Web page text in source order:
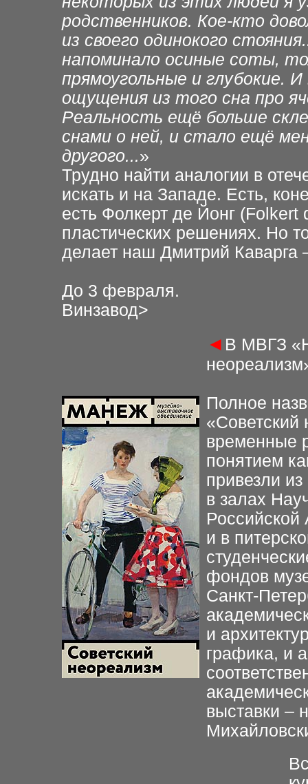
родственников. Кое-кто
из своего одинокого
напоминало осиные соты,
прямоугольные и глубокие.
ощущения из того сна про
Реальность ещё больше
снами о ней, и стало ещё
другого...»
Трудно найти аналогии в
искать и на Западе. Есть,
есть Фолкерт де Йонг (Folkert
пластических решениях. Но
делает наш Дмитрий Каварга
До 3 февраля.
Винзавод>
◄ В МВГЗ
Полное
«Советский
временные
понятием
привезли
в залах
Российской
и в
фондов
Санкт-
и
графика, и
выставки –